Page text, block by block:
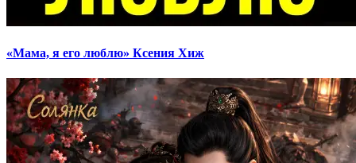
«Мама, я его люблю» Ксения Хиж